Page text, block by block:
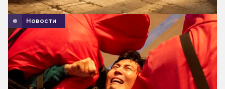
Новости